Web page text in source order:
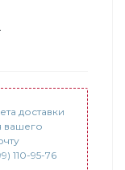
доставки
вашего
110-95-76